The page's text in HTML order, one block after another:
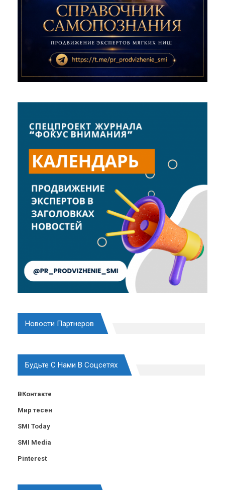
Новости Партнеров
Будьте С Нами В Соцсетях
ВКонтакте
Мир тесен
SMI Today
SMI Media
Pinterest